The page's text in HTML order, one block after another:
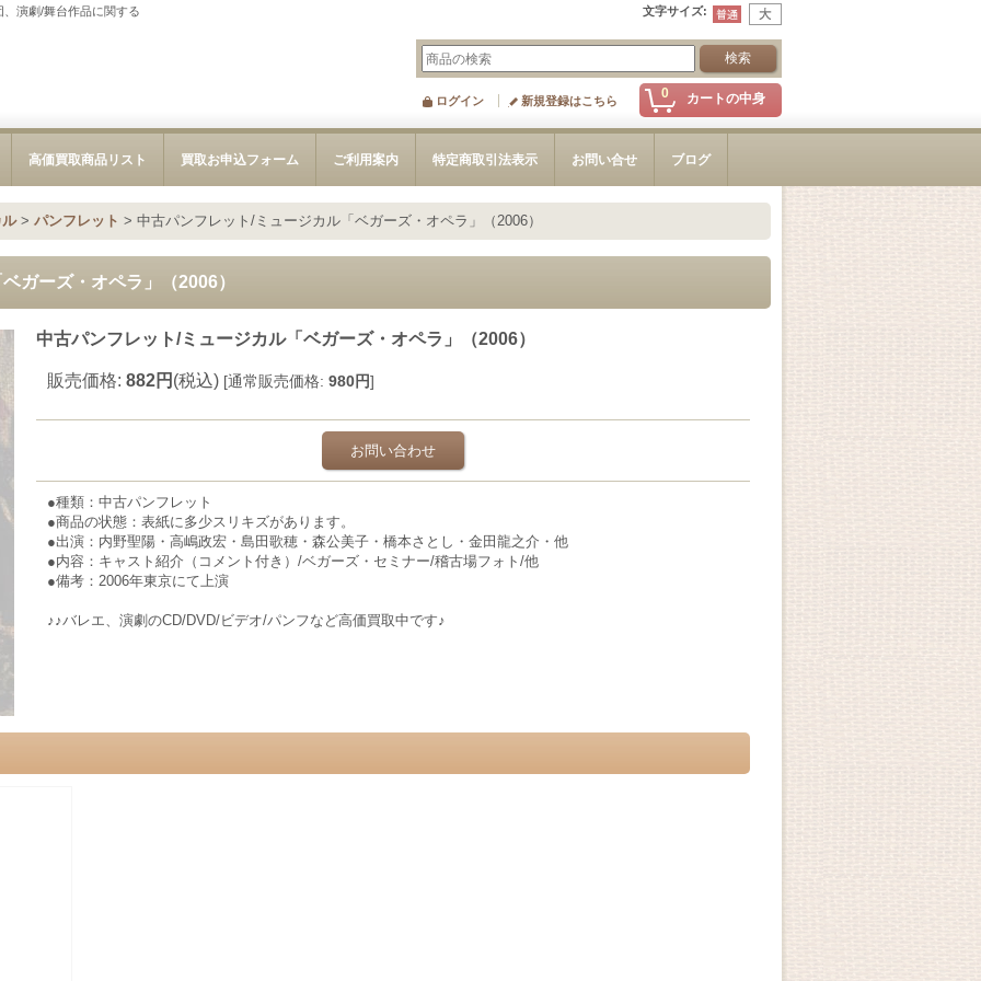
演劇/舞台作品に関する 文字サイズ:
0 カートの中身
ログイン 新規登録はこちら
高価買取商品リスト 買取お申込フォーム ご利用案内 特定商取引法表示 お問い合せ ブログ
> パンフレット > 中古パンフレット/ミュージカル「ベガーズ・オペラ」（2006）
ガーズ・オペラ」（2006）
中古パンフレット/ミュージカル「ベガーズ・オペラ」（2006）
販売価格: 882円 (税込) [通常販売価格: 980円]
お問い合わせ
●種類：中古パンフレット
●商品の状態：表紙に多少スリキズがあります。
●出演：内野聖陽・高嶋政宏・島田歌穂・森公美子・橋本さとし・金田龍之介・他
●内容：キャスト紹介（コメント付き）/ベガーズ・セミナー/稽古場フォト/他
●備考：2006年東京にて上演
♪♪バレエ、演劇のCD/DVD/ビデオ/パンフなど高価買取中です♪